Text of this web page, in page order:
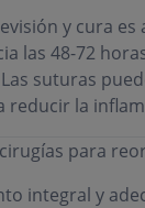
y cura es
las 48-72
suturas
reducir la
para
integral y